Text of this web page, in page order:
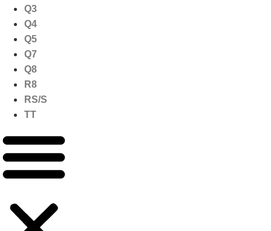
Q3
Q4
Q5
Q7
Q8
R8
RS/S
TT